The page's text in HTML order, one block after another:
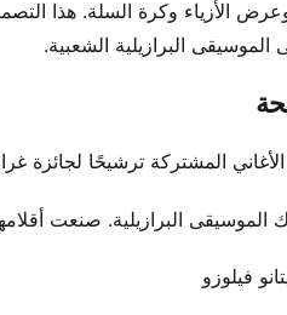
الأزياء وكرة السلة. هذا
البرازيلية الشعبية.
البرازيلية. صنعت